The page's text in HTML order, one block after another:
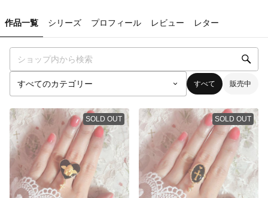
作品一覧 シリーズ プロフィール レビュー レター
すべて 販売中
SOLD OUT SOLD OUT